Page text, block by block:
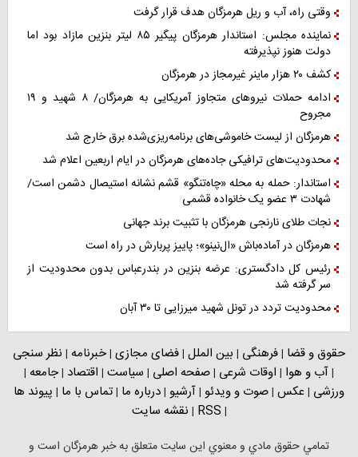
وقتی راه، آب و ریل هرمزگان هدف قرار گرفت
نماینده مجلس: استاندار هرمزگان پیگیر ۸۵ لیتر بنزین مازاد بود اما
دولت هنوز نپذیرفته
کشف ۲۰ هزار ماینر غیرمجاز در هرمزگان
ادامه حملات نیروهای متجاوز آمریکایی به هرمزگان/ ۸ شهید و ۱۹
مجروح
هرمزگان از لیست خاموشی‌های برنامه‌ریزی‌شده برق خارج شد
محدودیت‌های ترافیکی جاده‌های هرمزگان در ایام اربعین اعلام شد
استاندار: حمله به محله «چاه‌تنگو» قشم نشانه استیصال دشمن است/
شهادت ۳ عضو یک خانواده قشمی
نجات طلای نارنجی هرمزگان با تثبیت برند جهانی
هرمزگان در آماده‌باش «ال‌نینو»؛ پاییز پربارش در راه است
رئیس کل دادگستری: عرضه بنزین در بندرعباس بدون محدودیت از
سر گرفته شد
محدودیت تردد در تونل شهید میرزایی تا ۳۰ آبان
حقوق و قضا |فرهنگی | بین الملل |فضای مجازی |خبرنامه | نظر سنجی
|آب و هوا | اوقات شرعی |صفحه اصلی | سیاست | اقتصاد |جامعه |
ورزشی |عکس |صوت و ویدئو |آرشیو |درباره ما |تماس با ما | پیوند ها
|
RSS
| نقشه سایت
تمامي حقوق مادي و معنوي اين سايت متعلق به خبر هرمزگان است و